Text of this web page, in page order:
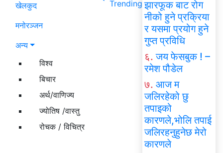
खेलकुद
मनोरञ्जन
अन्य
विश्व
बिचार
अर्थ/वाणिज्य
ज्योतिष /वास्तु
रोचक / विचित्र
Trending झारफूक बाट रोग
नीको हुने प्रक्रिया
र यसमा प्रयोग हुने
गुप्त प्रविधि
६. जय फेसबुक ! –
रमेश पौडेल
७. आज म
जलिरहेको छु
तपाइको
कारणले,भोलि तपाई
जलिरहनुहुनेछ मेरो
कारणले